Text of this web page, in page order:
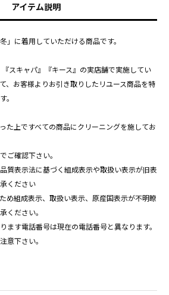
アイテム説明
」に着用していただける商品です。
スキャパ』『キース』の実店舗で実施してい
、お客様よりお引き取りしたリユース商品を特
。
た上ですべての商品にクリーニングを施してお
ご確認下さい。
質表示法に基づく組成表示や取扱い表示が旧表
ください
め組成表示、取扱い表示、原産国表示が不明瞭
ください。
ます電話番号は現在の電話番号と異なります。
意下さい。